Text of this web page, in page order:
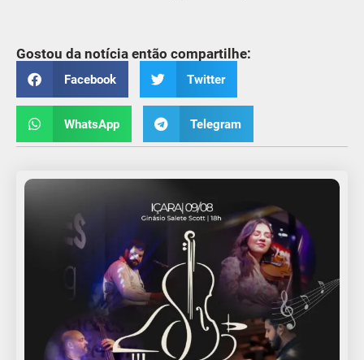
Gostou da notícia então compartilhe:
Facebook Twitter
WhatsApp Telegram